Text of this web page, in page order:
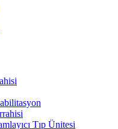
Tıp Ünitesi